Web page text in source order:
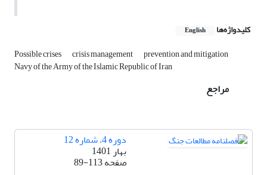
کلیدواژه‌ها English
Possible crises crisis management prevention and mitigation
Navy of the Army of the Islamic Republic of Iran
مراجع
دوره 4، شماره 12
بهار 1401
صفحه89-113